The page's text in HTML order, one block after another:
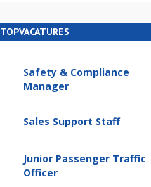
TOPVACATURES
Safety & Compliance
Manager
Sales Support Staff
Junior Passenger Traffic
Officer